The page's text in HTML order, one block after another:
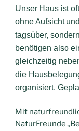
Unser Haus ist
ohne Aufsicht
tagsüber,
benötigen also
gleichzeitig
die
organisiert.
Mit
NaturFreunde